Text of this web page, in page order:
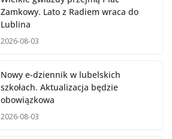
Zamkowy. Lato z Radiem wraca do
Lublina
2026-08-03
Nowy e-dziennik w lubelskich
szkołach. Aktualizacja będzie
obowiązkowa
2026-08-03